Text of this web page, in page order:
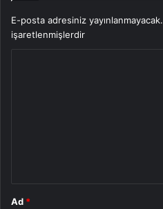
E-posta adresiniz yayınlanmayacak.
işaretlenmişlerdir
Ad *